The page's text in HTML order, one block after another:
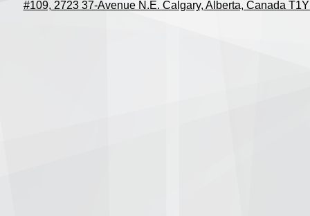
#109, 2723 37-Avenue N.E. Calgary, Alberta, Canada